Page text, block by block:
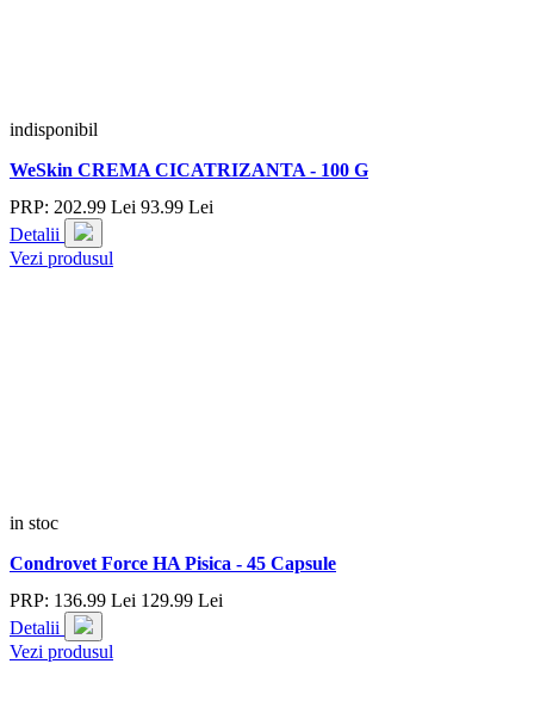
indisponibil
WeSkin CREMA CICATRIZANTA - 100 G
PRP: 202.99 Lei 93.99 Lei
Detalii
Vezi produsul
in stoc
Condrovet Force HA Pisica - 45 Capsule
PRP: 136.99 Lei 129.99 Lei
Detalii
Vezi produsul